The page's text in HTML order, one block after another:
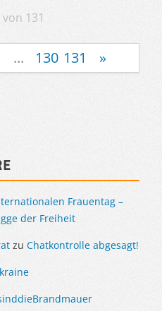
131
... 130 131 »
Frauentag –
der Freiheit
zu Chatkontrolle abgesagt!